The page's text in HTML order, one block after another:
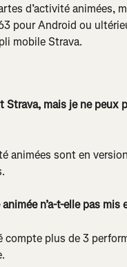
d’activité animées,
pour Android ou
mobile Strava.
Strava, mais je ne
animées sont en
n’a-t-elle pas
compte plus de 3